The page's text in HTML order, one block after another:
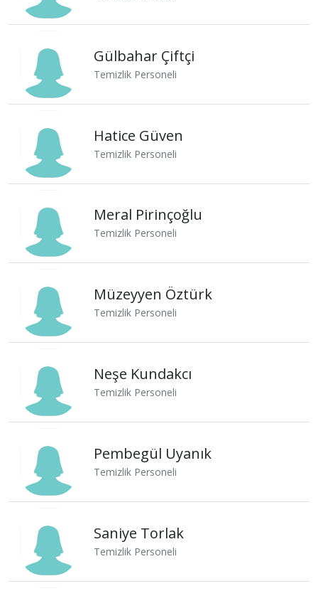
Gülbahar Çiftçi
Temizlik Personeli
Hatice Güven
Temizlik Personeli
Meral Pirinçoğlu
Temizlik Personeli
Müzeyyen Öztürk
Temizlik Personeli
Neşe Kundakcı
Temizlik Personeli
Pembegül Uyanık
Temizlik Personeli
Saniye Torlak
Temizlik Personeli